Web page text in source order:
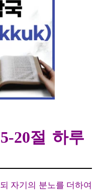
20절 하루
자기의 분노를 더하여